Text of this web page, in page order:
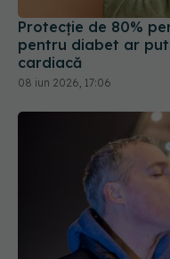
Protecție de 80%
pentru diabet ar
cardiacă
08 iun 2026, 17:06